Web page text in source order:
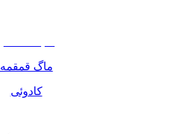
ماگ قمقمه
کادوئی